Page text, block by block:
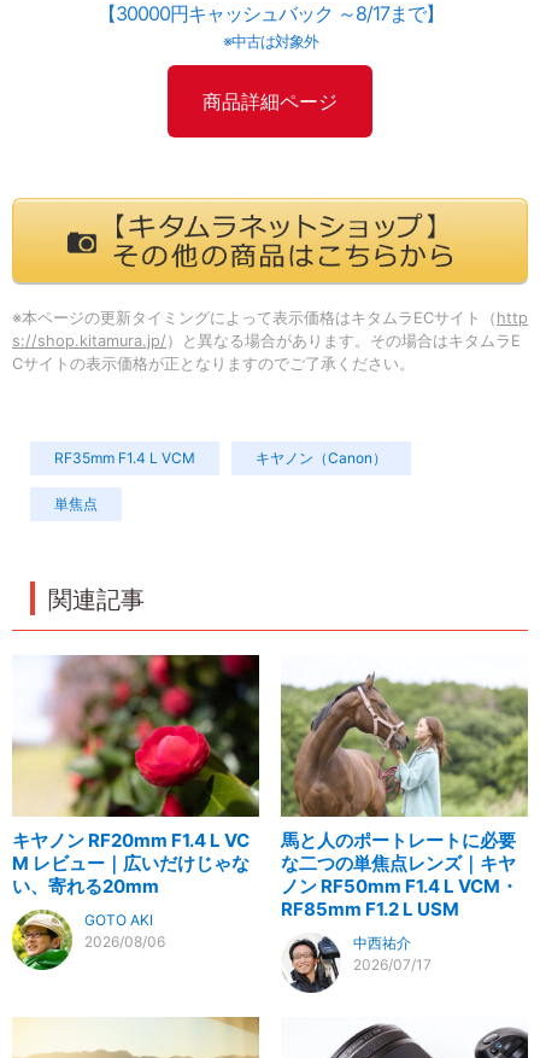
【30000円キャッシュバック ～8/17まで】
※中古は対象外
商品詳細ページ
※本ページの更新タイミングによって表示価格はキタムラECサイト（ http
s://shop.kitamura.jp/ ）と異なる場合があります。その場合はキタムラE
Cサイトの表示価格が正となりますのでご了承ください。
RF35mm F1.4 L VCM キヤノン（Canon）
単焦点
関連記事
キヤノン RF20mm F1.4 L VC
M レビュー｜広いだけじゃな
い、寄れる20mm
GOTO AKI
2026/08/06
馬と人のポートレートに必要
な二つの単焦点レンズ｜キヤ
ノン RF50mm F1.4 L VCM・
RF85mm F1.2 L USM
中西祐介
2026/07/17